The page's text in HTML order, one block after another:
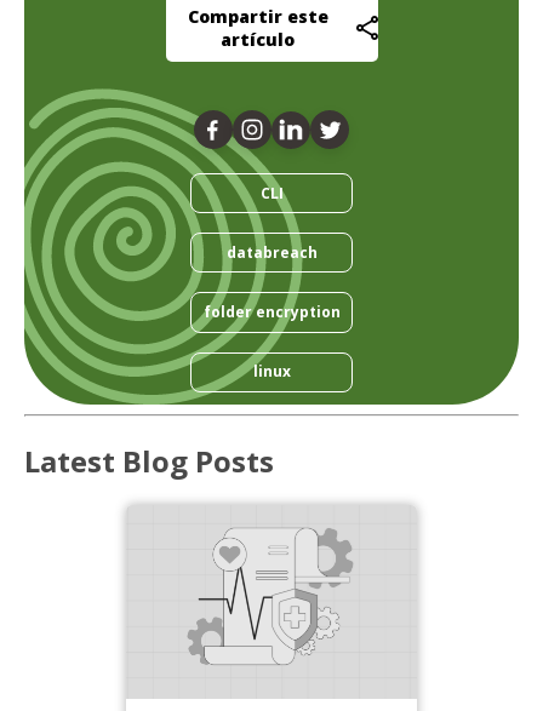
Compartir este
artículo
CLI
databreach
folder encryption
linux
Latest Blog Posts